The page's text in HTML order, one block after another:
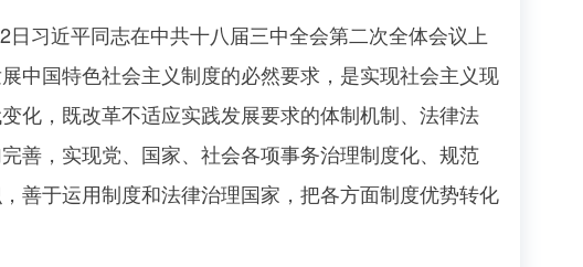
习近平同志在中共十八届三中全会第二次全体会议上
中国特色社会主义制度的必然要求，是实现社会主义现
化，既改革不适应实践发展要求的体制机制、法律法
善，实现党、国家、社会各项事务治理制度化、规范
善于运用制度和法律治理国家，把各方面制度优势转化